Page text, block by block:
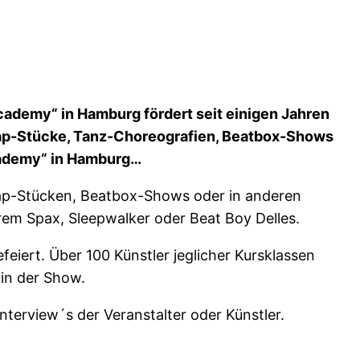
in Hamburg fördert seit einigen Jahren
Stücke, Tanz-Choreografien, Beatbox-Shows
in Hamburg…
Stücken, Beatbox-Shows oder in anderen
Spax, Sleepwalker oder Beat Boy Delles.
Über 100 Künstler jeglicher Kursklassen
der Show.
der Veranstalter oder Künstler.